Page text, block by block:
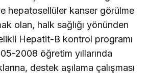
hepatosellüler kanser görülme
olan, halk sağlığı yönünden
Hepatit-B kontrol programı
2008 öğretim yıllarında
destek aşılama çalışması